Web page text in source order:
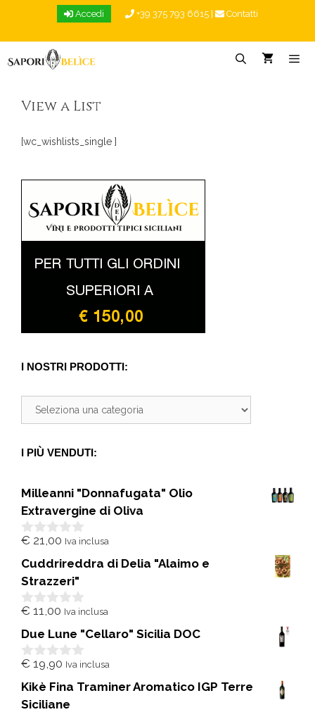
Accedi +39 375 793 6615 Contatti
View a List
[wc_wishlists_single ]
I NOSTRI PRODOTTI:
I PIÙ VENDUTI:
Milleanni "Donnafugata" Olio
Extravergine di Oliva
0
u
5
€ 21,00 Iva inclusa
Cuddrireddra di Delia "Alaimo e
Strazzeri"
0
u
5
€ 11,00 Iva inclusa
Due Lune "Cellaro" Sicilia DOC
0
u
5
€ 19,90 Iva inclusa
Kikè Fina Traminer Aromatico IGP Terre
Siciliane